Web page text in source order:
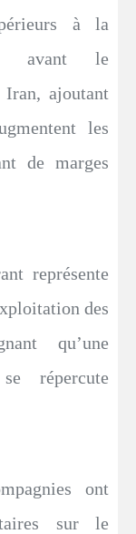
à la
avant le
ajoutant
les
de marges
représente
des
qu’une
répercute
ont
sur le